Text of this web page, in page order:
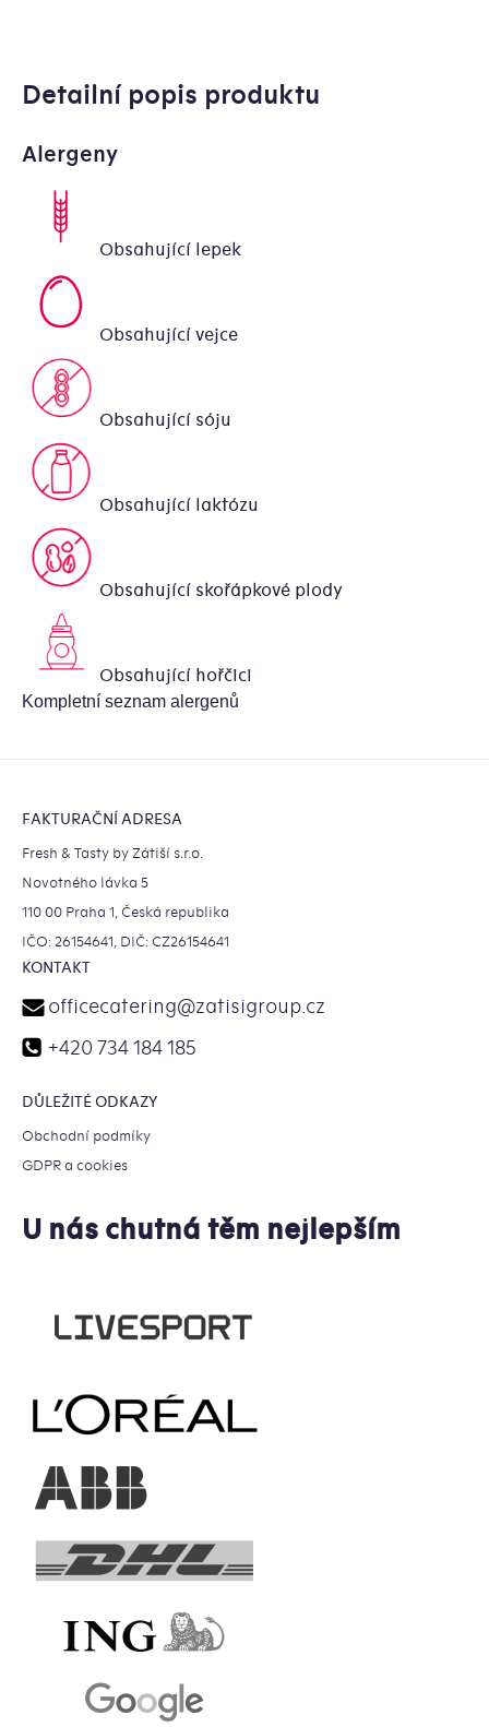
Detailní popis produktu
Alergeny
Obsahující lepek
Obsahující vejce
Obsahující sóju
Obsahující laktózu
Obsahující skořápkové plody
Obsahující hořčici
Kompletní seznam alergenů
FAKTURAČNÍ ADRESA
Fresh & Tasty by Zátiší s.r.o.
Novotného lávka 5
110 00 Praha 1, Česká republika
IČO: 26154641, DIČ: CZ26154641
KONTAKT
officecatering@zatisigroup.cz
+420 734 184 185
DŮLEŽITÉ ODKAZY
Obchodní podmíky
GDPR a cookies
U nás chutná těm nejlepším